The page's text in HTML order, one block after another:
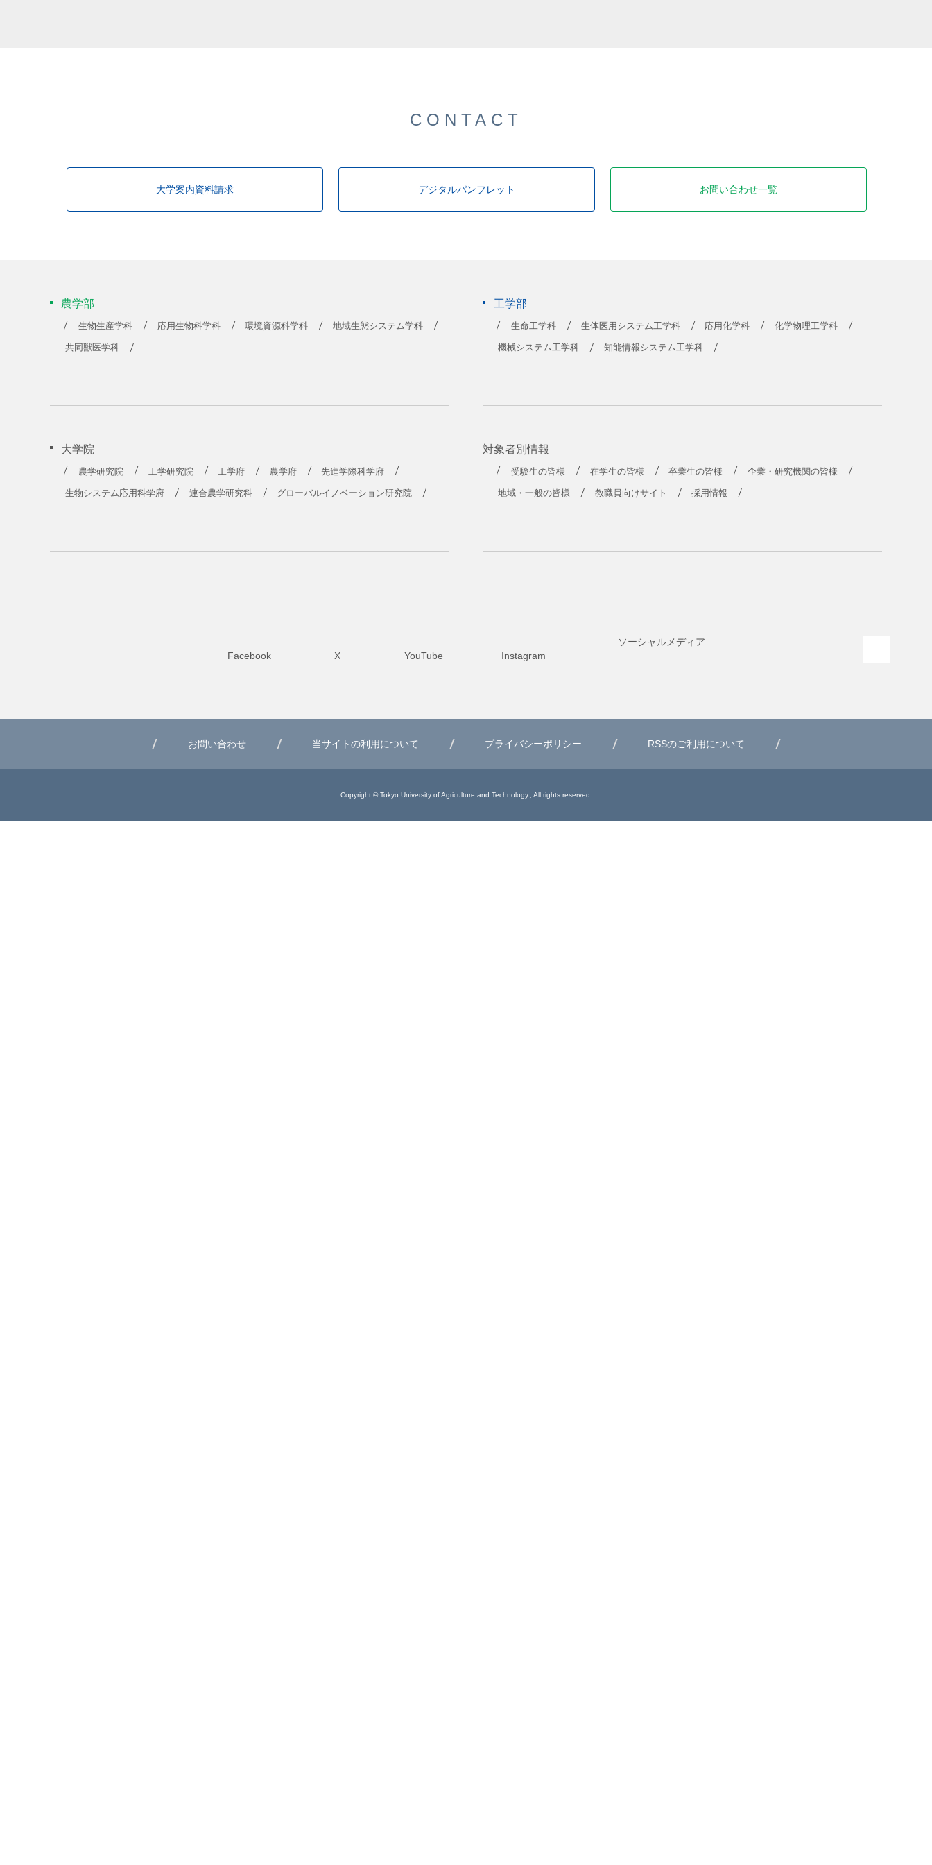
CONTACT
大学案内資料請求 デジタルパンフレット お問い合わせ一覧
農学部
生物生産学科 応用生物科学科 環境資源科学科 地域生態システム学科
共同獣医学科
工学部
生命工学科 生体医用システム工学科 応用化学科 化学物理工学科
機械システム工学科 知能情報システム工学科
大学院
農学研究院 工学研究院 工学府 農学府 先進学際科学府
生物システム応用科学府 連合農学研究科 グローバルイノベーション研究院
対象者別情報
受験生の皆様 在学生の皆様 卒業生の皆様 企業・研究機関の皆様
地域・一般の皆様 教職員向けサイト 採用情報
Facebook
X YouTube Instagram
ソーシャルメディア
お問い合わせ 当サイトの利用について プライバシーポリシー RSSのご利用について
Copyright © Tokyo University of Agriculture and Technology., All rights reserved.